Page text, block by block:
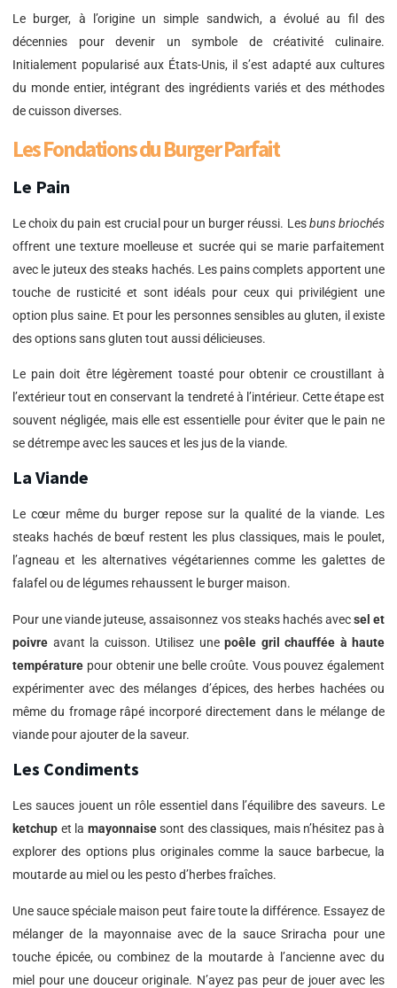
Le burger, à l’origine un simple sandwich, a évolué au fil des
décennies pour devenir un symbole de créativité culinaire.
Initialement popularisé aux États-Unis, il s’est adapté aux cultures
du monde entier, intégrant des ingrédients variés et des méthodes
de cuisson diverses.
Les Fondations du Burger Parfait
Le Pain
Le choix du pain est crucial pour un burger réussi. Lesbuns briochés
offrent une texture moelleuse et sucrée qui se marie parfaitement
avec le juteux des steaks hachés. Les pains complets apportent une
touche de rusticité et sont idéals pour ceux qui privilégient une
option plus saine. Et pour les personnes sensibles au gluten, il existe
des options sans gluten tout aussi délicieuses.
Le pain doit être légèrement toasté pour obtenir ce croustillant à
l’extérieur tout en conservant la tendreté à l’intérieur. Cette étape est
souvent négligée, mais elle est essentielle pour éviter que le pain ne
se détrempe avec les sauces et les jus de la viande.
La Viande
Le cœur même du burger repose sur la qualité de la viande. Les
steaks hachés de bœuf restent les plus classiques, mais le poulet,
l’agneau et les alternatives végétariennes comme les galettes de
falafel ou de légumes rehaussent le burger maison.
Pour une viande juteuse, assaisonnez vos steaks hachés avecsel et
poivre avant la cuisson. Utilisez une poêle gril chauffée à haute
température pour obtenir une belle croûte. Vous pouvez également
expérimenter avec des mélanges d’épices, des herbes hachées ou
même du fromage râpé incorporé directement dans le mélange de
viande pour ajouter de la saveur.
Les Condiments
Les sauces jouent un rôle essentiel dans l’équilibre des saveurs. Le
ketchup et la mayonnaisesont des classiques, mais n’hésitez pas à
explorer des options plus originales comme la sauce barbecue, la
moutarde au miel ou les pesto d’herbes fraîches.
Une sauce spéciale maison peut faire toute la différence. Essayez de
mélanger de la mayonnaise avec de la sauce Sriracha pour une
touche épicée, ou combinez de la moutarde à l’ancienne avec du
miel pour une douceur originale. N’ayez pas peur de jouer avec les